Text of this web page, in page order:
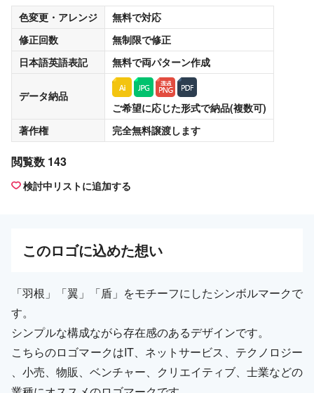
色変更・アレンジ
無料で対応
修正回数
無制限で修正
日本語英語表記
無料で両パターン作成
データ納品
ご希望に応じた形式で納品(複数可)
著作権
完全無料譲渡します
閲覧数 143
検討中リストに追加する
このロゴに込めた想い
「羽根」「翼」「盾」をモチーフにしたシンボルマークで
す。
シンプルな構成ながら存在感のあるデザインです。
こちらのロゴマークはIT、ネットサービス、テクノロジー
、小売、物販、ベンチャー、クリエイティブ、士業などの